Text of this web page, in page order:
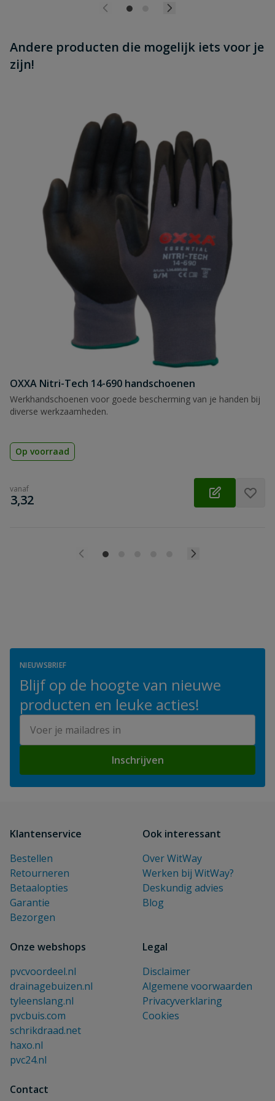
Andere producten die mogelijk iets voor je
zijn!
OXXA Nitri-Tech 14-690 handschoenen
Werkhandschoenen voor goede bescherming van je handen bij
diverse werkzaamheden.
Op voorraad
vanaf
€
3,32
NIEUWSBRIEF
Blijf op de hoogte van nieuwe
producten en leuke acties!
Inschrijven
Klantenservice
Bestellen
Retourneren
Betaalopties
Garantie
Bezorgen
Ook interessant
Over WitWay
Werken bij WitWay?
Deskundig advies
Blog
Onze webshops
pvcvoordeel.nl
drainagebuizen.nl
tyleenslang.nl
pvcbuis.com
schrikdraad.net
haxo.nl
pvc24.nl
Legal
Disclaimer
Algemene voorwaarden
Privacyverklaring
Cookies
Contact